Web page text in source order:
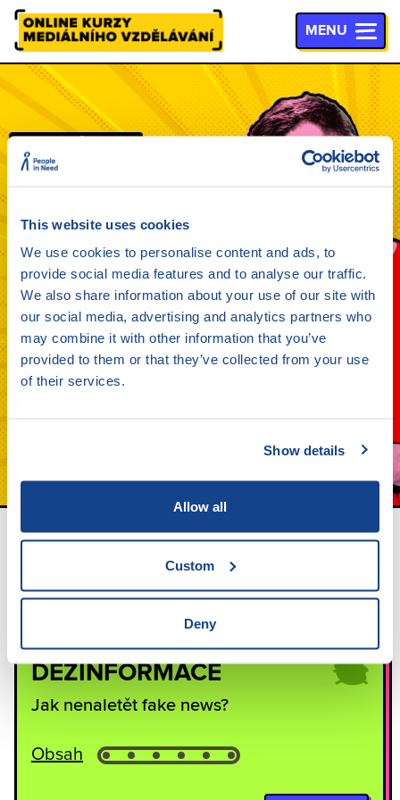
This website uses cookies
We use cookies to personalise content and ads, to
provide social media features and to analyse our traffic.
We also share information about your use of our site with
our social media, advertising and analytics partners who
may combine it with other information that you’ve
provided to them or that they’ve collected from your use
of their services.
Show details
Allow all
Custom
Deny
JSNS -
MENU
Rozvíjejte
gramotnost
svých žáků
pomocí
online kurzů
Každý kurz zabere asi 40 minut a je vhodný pro žáky ve
věku 13–17 let.
DEZINFORMACE
Jak nenaletět fake news?
Obsah